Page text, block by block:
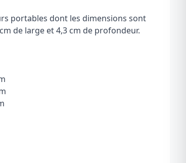
portables dont les dimensions sont
de large et 4,3 cm de profondeur.